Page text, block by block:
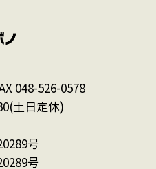
048-526-0578
土日定休)
号
号